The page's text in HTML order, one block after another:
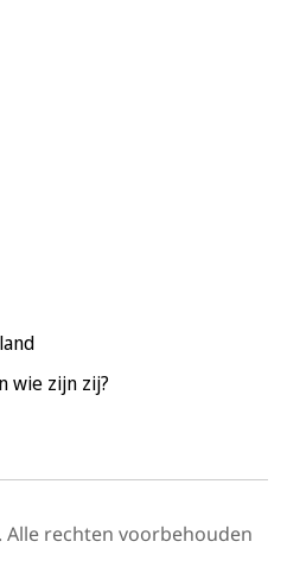
wie zijn zij?
rechten voorbehouden